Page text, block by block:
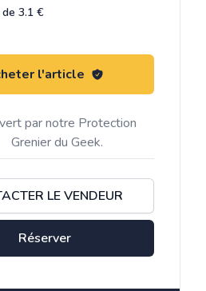
3.1 €
l'article
par notre Protection
Grenier du Geek.
LE VENDEUR
Réserver